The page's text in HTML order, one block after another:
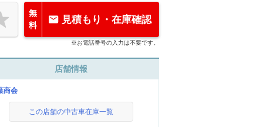
無
料
見積もり・在庫確認
※お電話番号の入力は不要です。
店舗情報
商会
この店舗の中古車在庫一覧